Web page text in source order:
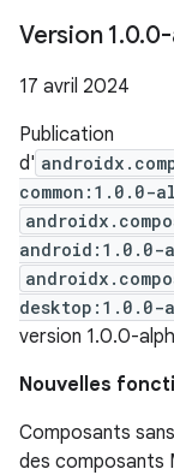
Version 1.0.0-
17 avril 2024
Publication
d'
common:1.0.0-
android:1.0.0-
desktop:1.0.0-
version 1.0.0-
Nouvelles
Composants
des composants